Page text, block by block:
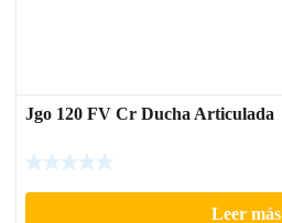
Jgo 120 FV Cr Ducha Articulada
Leer más